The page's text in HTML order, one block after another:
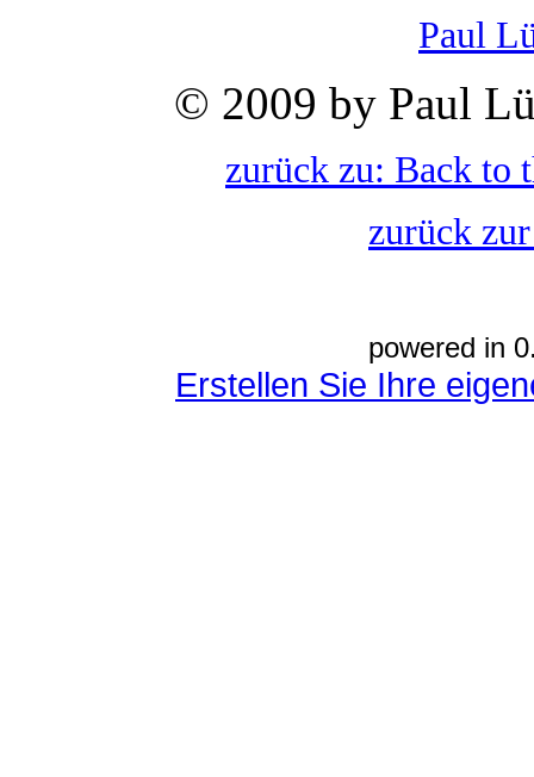
Paul
© 2009 by Paul
zurück zu: Back to
zurück
powered in
Erstellen Sie Ihre